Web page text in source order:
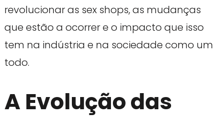
revolucionar as sex shops, as mudanças
que estão a ocorrer e o impacto que isso
tem na indústria e na sociedade como um
todo.
A Evolução das